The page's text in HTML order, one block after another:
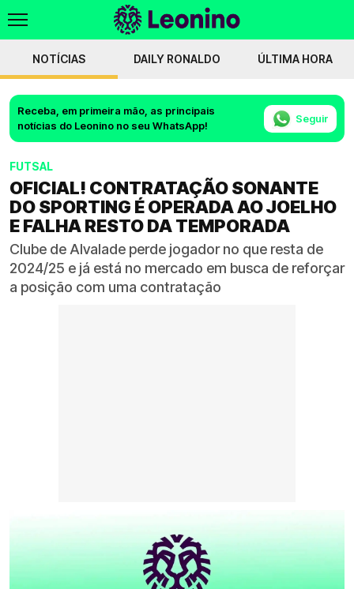
NOTÍCIAS DAILY RONALDO ÚLTIMA HORA
Receba, em primeira mão, as principais
notícias do Leonino no seu WhatsApp!
Seguir
FUTSAL
OFICIAL! CONTRATAÇÃO SONANTE
DO SPORTING É OPERADA AO JOELHO
E FALHA RESTO DA TEMPORADA
Clube de Alvalade perde jogador no que resta de
2024/25 e já está no mercado em busca de reforçar
a posição com uma contratação